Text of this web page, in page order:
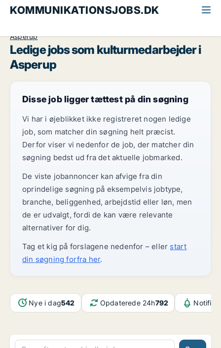
KOMMUNIKATIONSJOBS.DK
Asperup
Ledige jobs som kulturmedarbejder i
Asperup
Disse job ligger tættest på din søgning
Vi har i øjeblikket ikke registreret nogen ledige
job, som matcher din søgning helt præcist.
Derfor viser vi nedenfor de job, der matcher din
søgning bedst ud fra det aktuelle jobmarked.
De viste jobannoncer kan afvige fra din
oprindelige søgning på eksempelvis jobtype,
branche, beliggenhed, arbejdstid eller løn, men
de er udvalgt, fordi de kan være relevante
alternativer for dig.
Tag et kig på forslagene nedenfor – eller start
din søgning forfra her.
Nye i dag542 Opdaterede 24h792